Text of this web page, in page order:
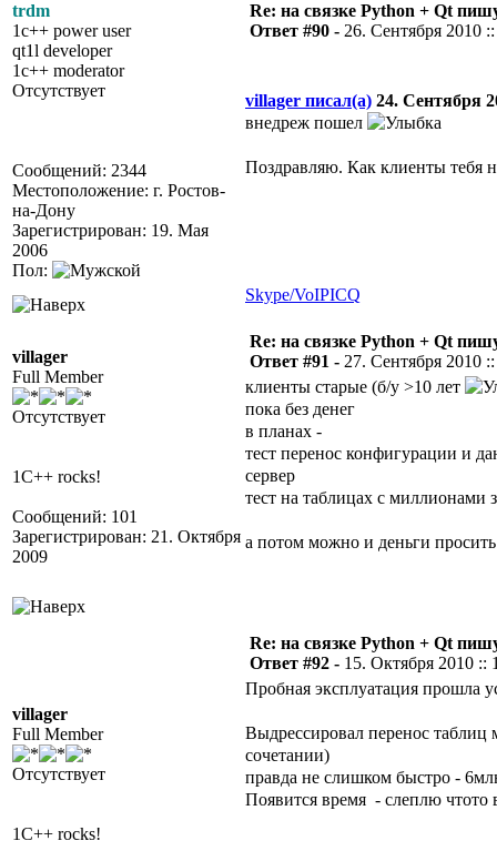
trdm
1c++ power user
qt1l developer
1c++ moderator
Отсутствует
Сообщений: 2344
Местоположение: г. Ростов-
на-Дону
Зарегистрирован: 19. Мая
2006
Пол:
Re: на связке Python + Qt
Ответ #90 - 26. Сентября 2010
villager писал(а) 24. Сентября
внедреж пошел
Поздравляю. Как клиенты тебя
Skype/VoIPICQ
villager
Full Member
Отсутствует
1C++ rocks!
Сообщений: 101
Зарегистрирован: 21. Октября
2009
Re: на связке Python + Qt
Ответ #91 - 27. Сентября 2010
клиенты старые (б/у >10 лет
пока без денег
в планах -
тест перенос конфигурации и
сервер
тест на таблицах с миллионами
а потом можно и деньги
villager
Full Member
Отсутствует
1C++ rocks!
Re: на связке Python + Qt
Ответ #92 - 15. Октября 2010 ::
Пробная эксплуатация прошла
Выдрессировал перенос
сочетании)
правда не слишком быстро -
Появится время - слеплю